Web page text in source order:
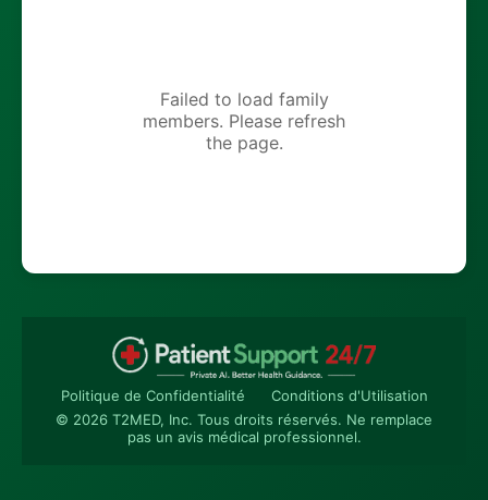
Failed to load family
members. Please refresh
the page.
Politique de Confidentialité
Conditions d'Utilisation
© 2026 T2MED, Inc. Tous droits réservés. Ne remplace
pas un avis médical professionnel.